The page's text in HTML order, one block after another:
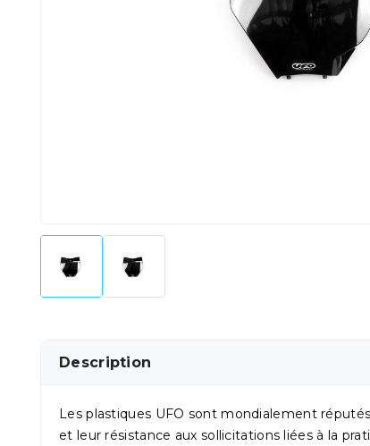
Description
Les plastiques UFO sont mondialement
et leur résistance aux sollicitations liées à la